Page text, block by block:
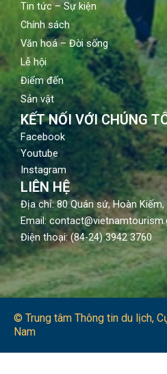
Tin tức – Sự kiện
Chính sách
Văn hoá – Đời sống
Lễ hội
Điểm đến
Sản vật
KẾT NỐI VỚI CHÚNG
Facebook
Youtube
Instagram
LIÊN HỆ
Địa chỉ: 80 Quán sứ, Hoàn Kiếm,
Email:
Điện thoại: (84-24) 3942 3760
© Trung tâm Thông tin du lịch​,
Nam